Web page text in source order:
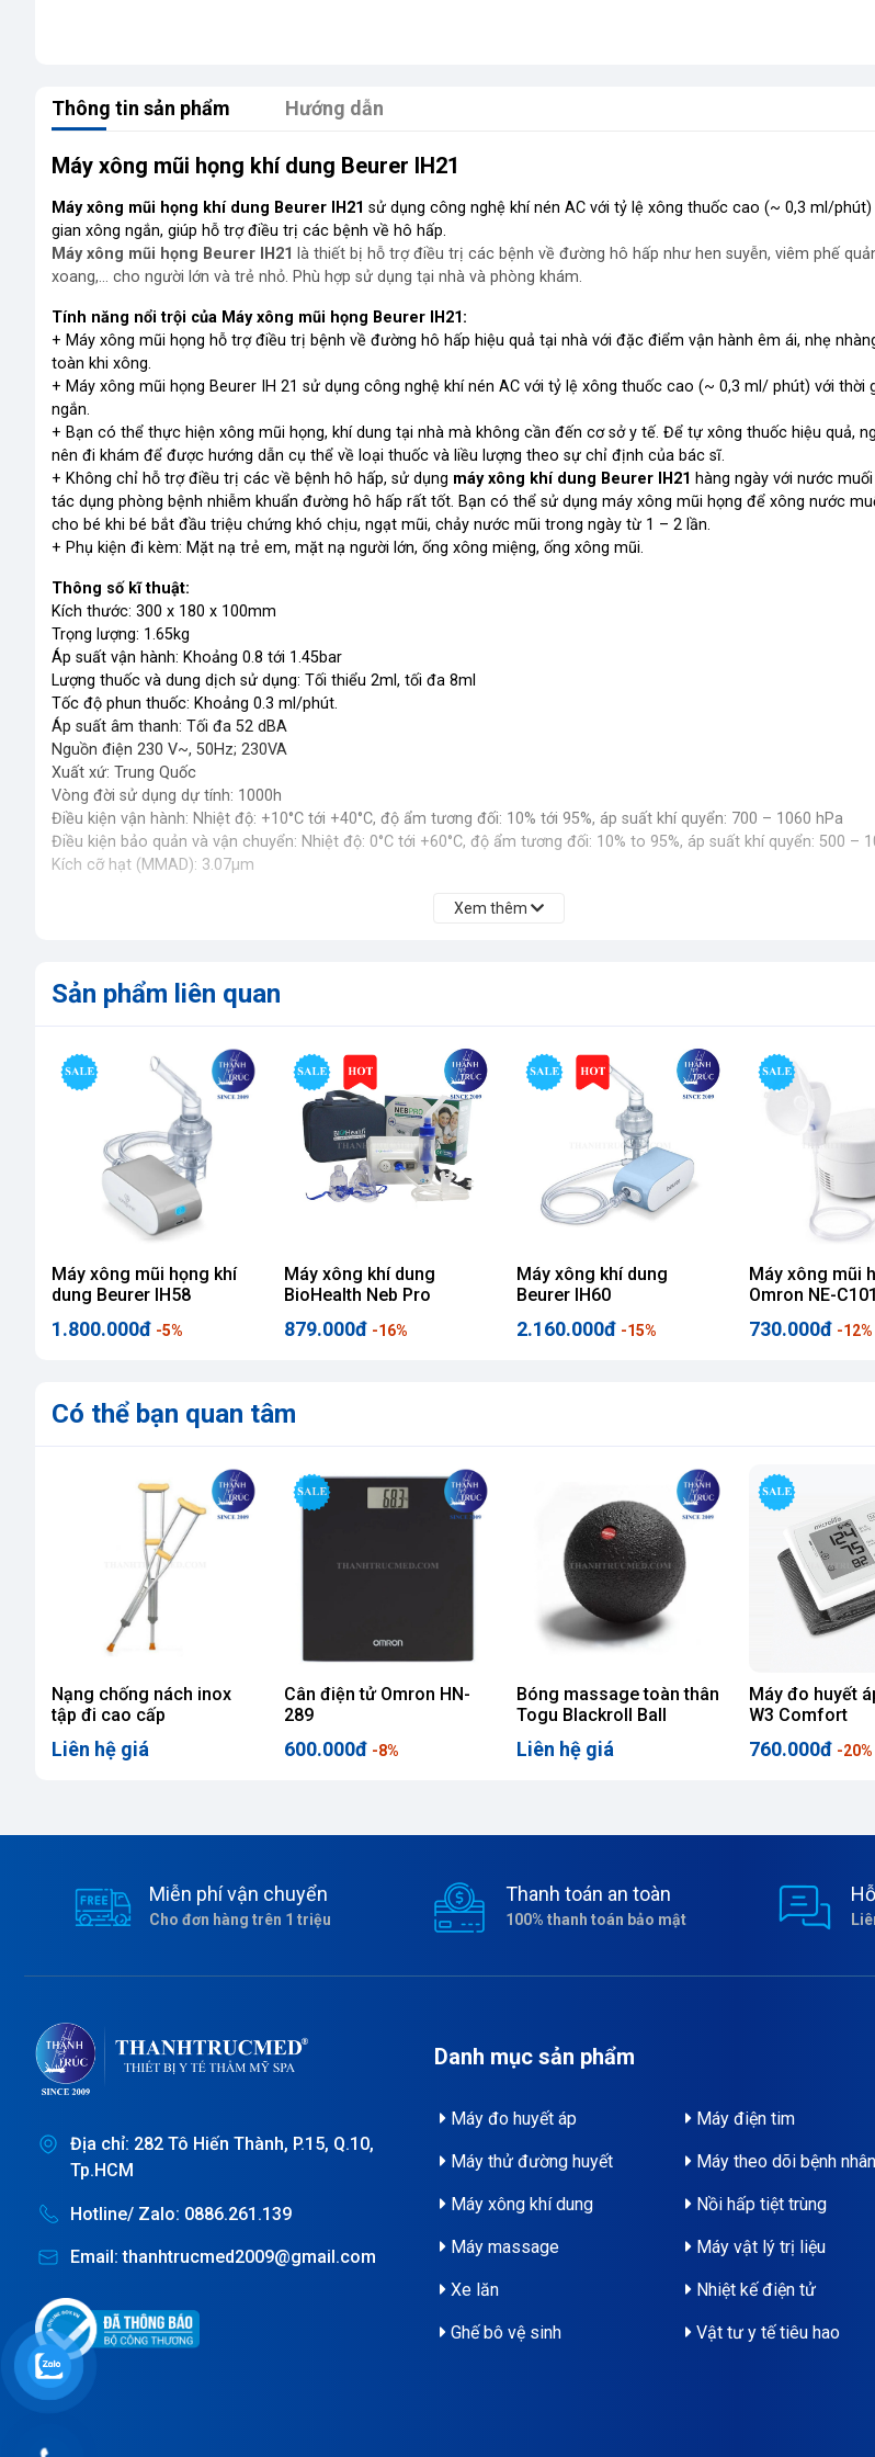
Thông tin sản phẩm Hướng dẫn
Máy xông mũi họng khí dung Beurer IH21
Máy xông mũi họng khí dung Beurer IH21 sử dụng công nghệ khí nén AC với tỷ lệ xông thuốc cao (~ 0,3 ml/phút)
gian xông ngắn, giúp hỗ trợ điều trị các bệnh về hô hấp.
Máy xông mũi họng Beurer IH21 là thiết bị hỗ trợ điều trị các bệnh về đường hô hấp như hen suyễn, viêm phế
xoang,… cho người lớn và trẻ nhỏ. Phù hợp sử dụng tại nhà và phòng khám.
Tính năng nổi trội của Máy xông mũi họng Beurer IH21:
+ Máy xông mũi họng hỗ trợ điều trị bệnh về đường hô hấp hiệu quả tại nhà với đặc điểm vận hành êm ái, nhẹ
toàn khi xông.
+ Máy xông mũi họng Beurer IH 21 sử dụng công nghệ khí nén AC với tỷ lệ xông thuốc cao (~ 0,3 ml/ phút) với thời
ngắn.
+ Bạn có thể thực hiện xông mũi họng, khí dung tại nhà mà không cần đến cơ sở y tế. Để tự xông thuốc hiệu quả,
nên đi khám để được hướng dẫn cụ thể về loại thuốc và liều lượng theo sự chỉ định của bác sĩ.
+ Không chỉ hỗ trợ điều trị các về bệnh hô hấp, sử dụng máy xông khí dung Beurer IH21 hàng ngày với nước
tác dụng phòng bệnh nhiễm khuẩn đường hô hấp rất tốt. Bạn có thể sử dụng máy xông mũi họng để xông nước
cho bé khi bé bắt đầu triệu chứng khó chịu, ngạt mũi, chảy nước mũi trong ngày từ 1 – 2 lần.
+ Phụ kiện đi kèm: Mặt nạ trẻ em, mặt nạ người lớn, ống xông miệng, ống xông mũi.
Thông số kĩ thuật:
Kích thước: 300 x 180 x 100mm
Trọng lượng: 1.65kg
Áp suất vận hành: Khoảng 0.8 tới 1.45bar
Lượng thuốc và dung dịch sử dụng: Tối thiểu 2ml, tối đa 8ml
Tốc độ phun thuốc: Khoảng 0.3 ml/phút.
Áp suất âm thanh: Tối đa 52 dBA
Nguồn điện 230 V~, 50Hz; 230VA
Xuất xứ: Trung Quốc
Vòng đời sử dụng dự tính: 1000h
Điều kiện vận hành: Nhiệt độ: +10°C tới +40°C, độ ẩm tương đối: 10% tới 95%, áp suất khí quyển: 700 – 1060 hPa
Điều kiện bảo quản và vận chuyển: Nhiệt độ: 0°C tới +60°C, độ ẩm tương đối: 10% to 95%, áp suất khí quyển: 500 –
Kích cỡ hạt (MMAD): 3.07µm
Xem thêm
Sản phẩm liên quan
Máy xông mũi họng khí
dung Beurer IH58
1.800.000đ -5%
Máy xông khí dung
BioHealth Neb Pro
879.000đ -16%
Máy xông khí dung
Beurer IH60
2.160.000đ -15%
Máy xông mũi
Omron NE-C101
730.000đ -12%
Có thể bạn quan tâm
Nạng chống nách inox
tập đi cao cấp
Liên hệ giá
Cân điện tử Omron HN-
289
600.000đ -8%
Bóng massage toàn thân
Togu Blackroll Ball
Liên hệ giá
Máy đo huyết
W3 Comfort
760.000đ -20%
Miễn phí vận chuyển
Cho đơn hàng trên 1 triệu
Thanh toán an toàn
100% thanh toán bảo mật
Địa chỉ: 282 Tô Hiến Thành, P.15, Q.10,
Tp.HCM
Hotline/ Zalo: 0886.261.139
Email: thanhtrucmed2009@gmail.com
Danh mục sản phẩm
Máy đo huyết áp
Máy thử đường huyết
Máy xông khí dung
Máy massage
Xe lăn
Ghế bô vệ sinh
Máy điện tim
Máy theo dõi bệnh nhân
Nồi hấp tiệt trùng
Máy vật lý trị liệu
Nhiệt kế điện tử
Vật tư y tế tiêu hao